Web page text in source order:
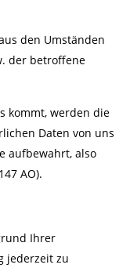
den Umständen
der betroffene
kommt, werden die
Daten von uns
aufbewahrt, also
AO).
Ihrer
jederzeit zu